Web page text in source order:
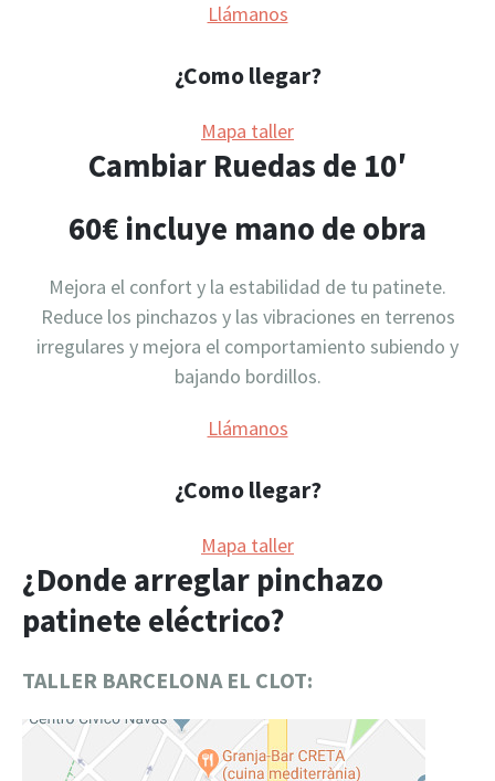
Llámanos
¿Como llegar?
Mapa taller
Cambiar Ruedas de 10′
60€ incluye mano de obra
Mejora el confort y la estabilidad de tu patinete.
Reduce los pinchazos y las vibraciones en terrenos
irregulares y mejora el comportamiento subiendo y
bajando bordillos.
Llámanos
¿Como llegar?
Mapa taller
¿Donde arreglar pinchazo
patinete eléctrico?
TALLER BARCELONA EL CLOT: